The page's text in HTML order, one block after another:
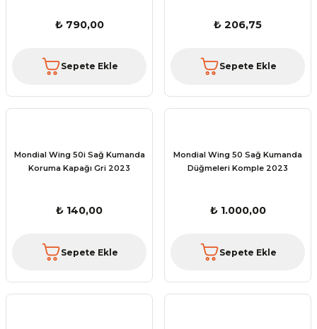
₺ 790,00
Sepete Ekle
₺ 206,75
Sepete Ekle
Mondial Wing 50i Sağ Kumanda
Koruma Kapağı Gri 2023
₺ 140,00
Sepete Ekle
Mondial Wing 50 Sağ Kumanda
Düğmeleri Komple 2023
₺ 1.000,00
Sepete Ekle